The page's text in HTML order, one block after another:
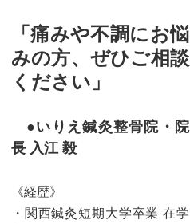
「痛みや不調にお悩
みの方、ぜひご相談
ください」
●いりえ鍼灸整骨院・院
長 入江 毅
《経歴》
・関西鍼灸短期大学卒業 在学